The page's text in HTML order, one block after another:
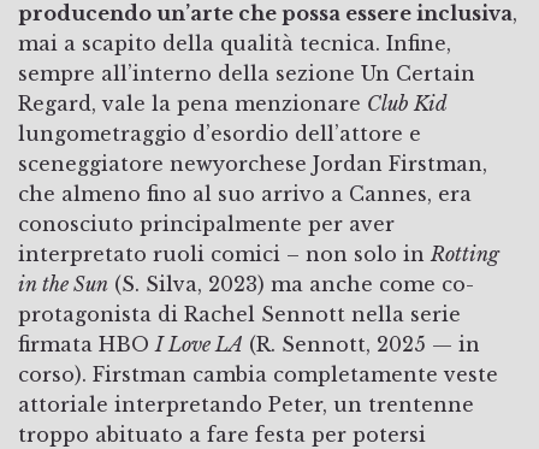
producendo un’arte che possa essere inclusiva,
mai a scapito della qualità tecnica. Infine,
sempre all’interno della sezione Un Certain
Regard, vale la pena menzionare Club Kid
lungometraggio d’esordio dell’attore e
sceneggiatore newyorchese Jordan Firstman,
che almeno fino al suo arrivo a Cannes, era
conosciuto principalmente per aver
interpretato ruoli comici – non solo inRotting
in the Sun (S. Silva, 2023) ma anche come co-
protagonista di Rachel Sennott nella serie
firmata HBOI Love LA (R. Sennott, 2025 — in
corso). Firstman cambia completamente veste
attoriale interpretando Peter, un trentenne
troppo abituato a fare festa per potersi